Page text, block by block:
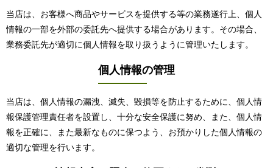
当店は、お客様へ商品やサービスを提供する等の業務遂行上、個人
情報の一部を外部の委託先へ提供する場合があります。その場合、
業務委託先が適切に個人情報を取り扱うように管理いたします。
個人情報の管理
当店は、個人情報の漏洩、滅失、毀損等を防止するために、個人情
報保護管理責任者を設置し、十分な安全保護に努め、また、個人情
報を正確に、また最新なものに保つよう、お預かりした個人情報の
適切な管理を行います。